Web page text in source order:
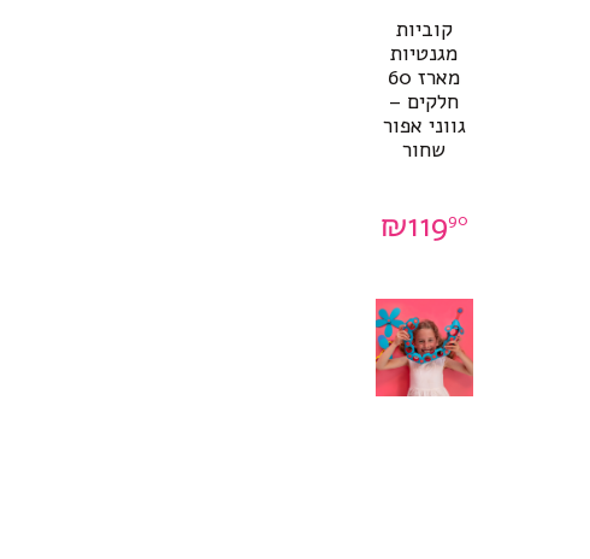
קוביות
מגנטיות
מארז 60
חלקים –
גווני אפור
שחור
₪11990